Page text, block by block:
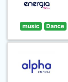
music Dance